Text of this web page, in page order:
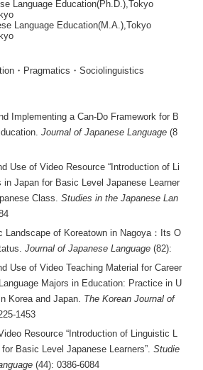
Language Education(Ph.D.),Tokyo
Language Education(M.A.),Tokyo
・Pragmatics・Sociolinguistics
Implementing a Can-Do Framework for B
Journal of Japanese Language (8
Use of Video Resource “Introduction of Li
in Japan for Basic Level Japanese Learner
Class. Studies in the Japanese Lan
Landscape of Koreatown in Nagoya：Its O
Journal of Japanese Language (82):
Use of Video Teaching Material for Career
Majors in Education: Practice in U
Korea and Japan. The Korean Journal of
1453
Resource “Introduction of Linguistic L
Basic Level Japanese Learners”. Studie
(44): 0386-6084